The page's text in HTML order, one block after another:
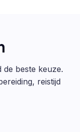
de beste keuze.
reistijd